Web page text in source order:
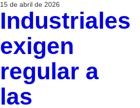
15 de abril de 2026
Industriales
exigen
regular a
las